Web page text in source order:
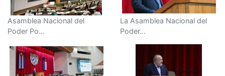
Asamblea Nacional del
Poder Po...
La Asamblea Nacional del
Poder...